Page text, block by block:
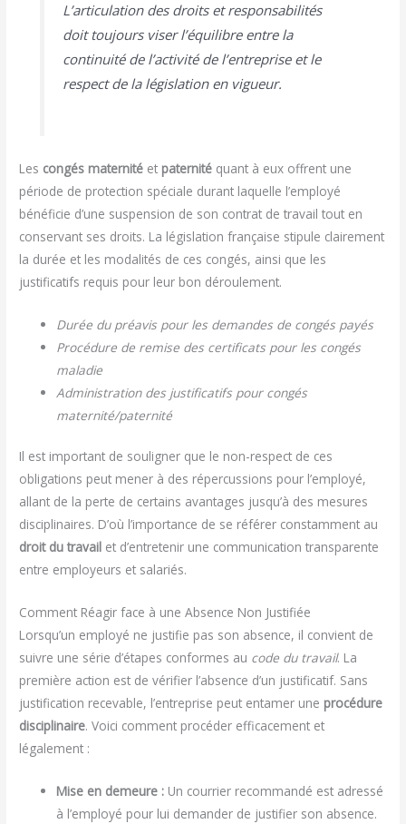
L’articulation des droits et responsabilités
doit toujours viser l’équilibre entre la
continuité de l’activité de l’entreprise et le
respect de la législation en vigueur.
Les congés maternité et paternité quant à eux offrent une
période de protection spéciale durant laquelle l’employé
bénéficie d’une suspension de son contrat de travail tout en
conservant ses droits. La législation française stipule clairement
la durée et les modalités de ces congés, ainsi que les
justificatifs requis pour leur bon déroulement.
Durée du préavis pour les demandes de congés payés
Procédure de remise des certificats pour les congés
maladie
Administration des justificatifs pour congés
maternité/paternité
Il est important de souligner que le non-respect de ces
obligations peut mener à des répercussions pour l’employé,
allant de la perte de certains avantages jusqu’à des mesures
disciplinaires. D’où l’importance de se référer constamment au
droit du travail et d’entretenir une communication transparente
entre employeurs et salariés.
Comment Réagir face à une Absence Non Justifiée
Lorsqu’un employé ne justifie pas son absence, il convient de
suivre une série d’étapes conformes au code du travail. La
première action est de vérifier l’absence d’un justificatif. Sans
justification recevable, l’entreprise peut entamer une procédure
disciplinaire. Voici comment procéder efficacement et
légalement :
Mise en demeure : Un courrier recommandé est adressé
à l’employé pour lui demander de justifier son absence.